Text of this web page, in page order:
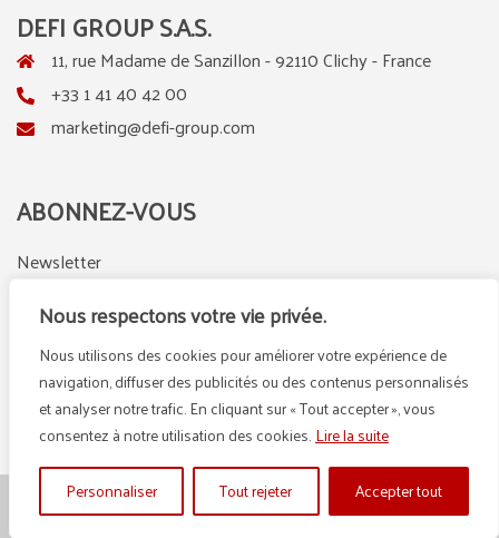
Nous respectons votre vie privée.
Nous utilisons des cookies pour améliorer votre expérience de
navigation, diffuser des publicités ou des contenus personnalisés
et analyser notre trafic. En cliquant sur « Tout accepter », vous
consentez à notre utilisation des cookies.Lire la suite
Personnaliser
Tout rejeter Accepter tout
DEFI GROUP S.A.S.
11, rue Madame de Sanzillon - 92110 Clichy - France
+33 1 41 40 42 00
marketing@defi-group.com
ABONNEZ-VOUS
Newsletter
LinkedIn
Instagram
© {2025} DEFI GROUP